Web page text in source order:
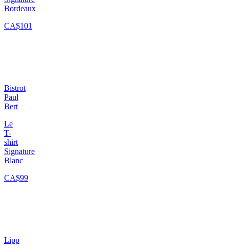
Bordeaux
CA$101
Bistrot
Paul
Bert
Le
T-
shirt
Signature
Blanc
CA$99
Lipp